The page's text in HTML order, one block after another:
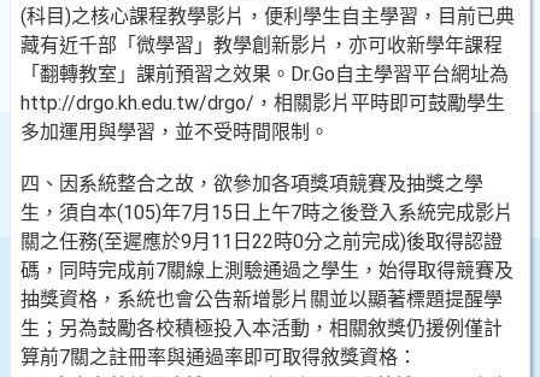
(科目)之核心課程教學影片，便利學生自主學習，目前已典
藏有近千部「微學習」教學創新影片，亦可收新學年課程
「翻轉教室」課前預習之效果。Dr.Go自主學習平台網址為
http://drgo.kh.edu.tw/drgo/，相關影片平時即可鼓勵學生
多加運用與學習，並不受時間限制。
四、因系統整合之故，欲參加各項獎項競賽及抽獎之學
生，須自本(105)年7月15日上午7時之後登入系統完成影片
關之任務(至遲應於9月11日22時0分之前完成)後取得認證
碼，同時完成前7關線上測驗通過之學生，始得取得競賽及
抽獎資格，系統也會公告新增影片關並以顯著標題提醒學
生；另為鼓勵各校積極投入本活動，相關敘獎仍援例僅計
算前7關之註冊率與通過率即可取得敘獎資格：